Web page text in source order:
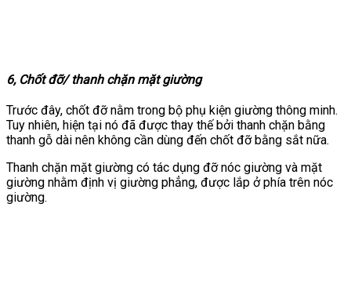
6, Chốt đỡ/ thanh chặn mặt giường
Trước đây, chốt đỡ nằm trong bộ phụ kiện giường thông minh.
Tuy nhiên, hiện tại nó đã được thay thế bởi thanh chặn bằng
thanh gỗ dài nên không cần dùng đến chốt đỡ bằng sắt nữa.
Thanh chặn mặt giường có tác dụng đỡ nóc giường và mặt
giường nhằm định vị giường phẳng, được lắp ở phía trên nóc
giường.